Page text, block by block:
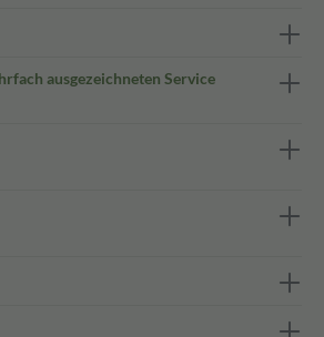
ausgezeichneten Service